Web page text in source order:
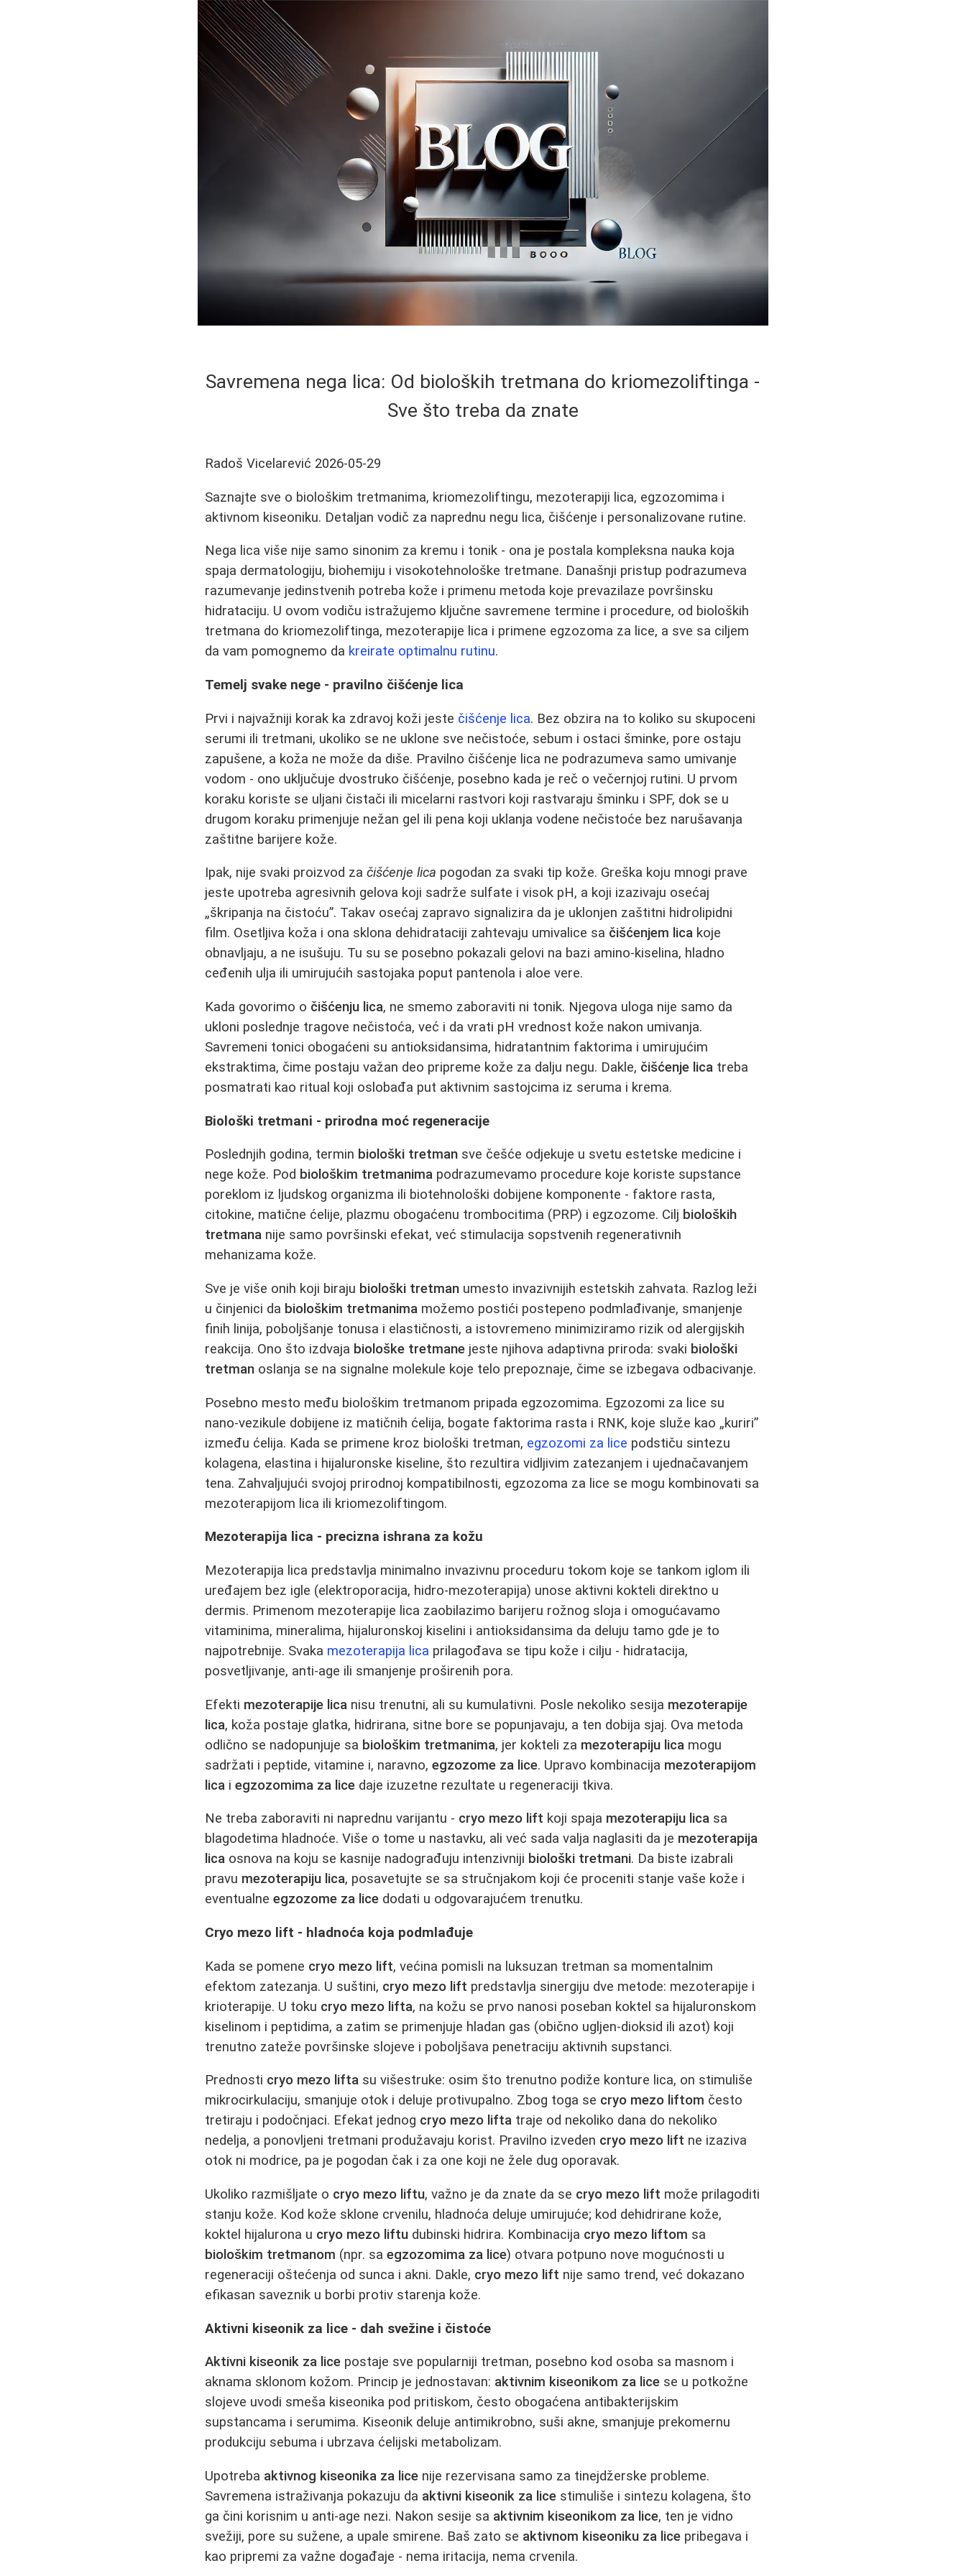
Savremena nega lica: Od bioloških tretmana do kriomezoliftinga -
Sve što treba da znate
Radoš Vicelarević 2026-05-29
Saznajte sve o biološkim tretmanima, kriomezoliftingu, mezoterapiji lica, egzozomima i
aktivnom kiseoniku. Detaljan vodič za naprednu negu lica, čišćenje i personalizovane rutine.
Nega lica više nije samo sinonim za kremu i tonik - ona je postala kompleksna nauka koja
spaja dermatologiju, biohemiju i visokotehnološke tretmane. Današnji pristup podrazumeva
razumevanje jedinstvenih potreba kože i primenu metoda koje prevazilaze površinsku
hidrataciju. U ovom vodiču istražujemo ključne savremene termine i procedure, od bioloških
tretmana do kriomezoliftinga, mezoterapije lica i primene egzozoma za lice, a sve sa ciljem
da vam pomognemo da kreirate optimalnu rutinu.
Temelj svake nege - pravilno čišćenje lica
Prvi i najvažniji korak ka zdravoj koži jeste čišćenje lica. Bez obzira na to koliko su skupoceni
serumi ili tretmani, ukoliko se ne uklone sve nečistoće, sebum i ostaci šminke, pore ostaju
zapušene, a koža ne može da diše. Pravilno čišćenje lica ne podrazumeva samo umivanje
vodom - ono uključuje dvostruko čišćenje, posebno kada je reč o večernjoj rutini. U prvom
koraku koriste se uljani čistači ili micelarni rastvori koji rastvaraju šminku i SPF, dok se u
drugom koraku primenjuje nežan gel ili pena koji uklanja vodene nečistoće bez narušavanja
zaštitne barijere kože.
Ipak, nije svaki proizvod začišćenje lica pogodan za svaki tip kože. Greška koju mnogi prave
jeste upotreba agresivnih gelova koji sadrže sulfate i visok pH, a koji izazivaju osećaj
„škripanja na čistoću”. Takav osećaj zapravo signalizira da je uklonjen zaštitni hidrolipidni
film. Osetljiva koža i ona sklona dehidrataciji zahtevaju umivalice sa čišćenjem lica koje
obnavljaju, a ne isušuju. Tu su se posebno pokazali gelovi na bazi amino-kiselina, hladno
ceđenih ulja ili umirujućih sastojaka poput pantenola i aloe vere.
Kada govorimo o čišćenju lica, ne smemo zaboraviti ni tonik. Njegova uloga nije samo da
ukloni poslednje tragove nečistoća, već i da vrati pH vrednost kože nakon umivanja.
Savremeni tonici obogaćeni su antioksidansima, hidratantnim faktorima i umirujućim
ekstraktima, čime postaju važan deo pripreme kože za dalju negu. Dakle, čišćenje lica treba
posmatrati kao ritual koji oslobađa put aktivnim sastojcima iz seruma i krema.
Biološki tretmani - prirodna moć regeneracije
Poslednjih godina, termin biološki tretman sve češće odjekuje u svetu estetske medicine i
nege kože. Pod biološkim tretmanima podrazumevamo procedure koje koriste supstance
poreklom iz ljudskog organizma ili biotehnološki dobijene komponente - faktore rasta,
citokine, matične ćelije, plazmu obogaćenu trombocitima (PRP) i egzozome. Cilj bioloških
tretmana nije samo površinski efekat, već stimulacija sopstvenih regenerativnih
mehanizama kože.
Sve je više onih koji biraju biološki tretman umesto invazivnijih estetskih zahvata. Razlog leži
u činjenici da biološkim tretmanima možemo postići postepeno podmlađivanje, smanjenje
finih linija, poboljšanje tonusa i elastičnosti, a istovremeno minimiziramo rizik od alergijskih
reakcija. Ono što izdvaja biološke tretmane jeste njihova adaptivna priroda: svaki biološki
tretman oslanja se na signalne molekule koje telo prepoznaje, čime se izbegava odbacivanje.
Posebno mesto među biološkim tretmanom pripada egzozomima. Egzozomi za lice su
nano-vezikule dobijene iz matičnih ćelija, bogate faktorima rasta i RNK, koje služe kao „kuriri”
između ćelija. Kada se primene kroz biološki tretman, egzozomi za lice podstiču sintezu
kolagena, elastina i hijaluronske kiseline, što rezultira vidljivim zatezanjem i ujednačavanjem
tena. Zahvaljujući svojoj prirodnoj kompatibilnosti, egzozoma za lice se mogu kombinovati sa
mezoterapijom lica ili kriomezoliftingom.
Mezoterapija lica - precizna ishrana za kožu
Mezoterapija lica predstavlja minimalno invazivnu proceduru tokom koje se tankom iglom ili
uređajem bez igle (elektroporacija, hidro-mezoterapija) unose aktivni kokteli direktno u
dermis. Primenom mezoterapije lica zaobilazimo barijeru rožnog sloja i omogućavamo
vitaminima, mineralima, hijaluronskoj kiselini i antioksidansima da deluju tamo gde je to
najpotrebnije. Svaka mezoterapija lica prilagođava se tipu kože i cilju - hidratacija,
posvetljivanje, anti-age ili smanjenje proširenih pora.
Efekti mezoterapije lica nisu trenutni, ali su kumulativni. Posle nekoliko sesija mezoterapije
lica, koža postaje glatka, hidrirana, sitne bore se popunjavaju, a ten dobija sjaj. Ova metoda
odlično se nadopunjuje sa biološkim tretmanima, jer kokteli za mezoterapiju lica mogu
sadržati i peptide, vitamine i, naravno,egzozome za lice. Upravo kombinacija mezoterapijom
lica iegzozomima za lice daje izuzetne rezultate u regeneraciji tkiva.
Ne treba zaboraviti ni naprednu varijantu - cryo mezo lift koji spaja mezoterapiju lica sa
blagodetima hladnoće. Više o tome u nastavku, ali već sada valja naglasiti da je mezoterapija
lica osnova na koju se kasnije nadograđuju intenzivniji biološki tretmani. Da biste izabrali
pravu mezoterapiju lica, posavetujte se sa stručnjakom koji će proceniti stanje vaše kože i
eventualneegzozome za lice dodati u odgovarajućem trenutku.
Cryo mezo lift - hladnoća koja podmlađuje
Kada se pomene cryo mezo lift, većina pomisli na luksuzan tretman sa momentalnim
efektom zatezanja. U suštini, cryo mezo lift predstavlja sinergiju dve metode: mezoterapije i
krioterapije. U toku cryo mezo lifta, na kožu se prvo nanosi poseban koktel sa hijaluronskom
kiselinom i peptidima, a zatim se primenjuje hladan gas (obično ugljen-dioksid ili azot) koji
trenutno zateže površinske slojeve i poboljšava penetraciju aktivnih supstanci.
Prednosti cryo mezo lifta su višestruke: osim što trenutno podiže konture lica, on stimuliše
mikrocirkulaciju, smanjuje otok i deluje protivupalno. Zbog toga se cryo mezo liftom često
tretiraju i podočnjaci. Efekat jednog cryo mezo lifta traje od nekoliko dana do nekoliko
nedelja, a ponovljeni tretmani produžavaju korist. Pravilno izveden cryo mezo lift ne izaziva
otok ni modrice, pa je pogodan čak i za one koji ne žele dug oporavak.
Ukoliko razmišljate o cryo mezo liftu, važno je da znate da se cryo mezo lift može prilagoditi
stanju kože. Kod kože sklone crvenilu, hladnoća deluje umirujuće; kod dehidrirane kože,
koktel hijalurona u cryo mezo liftu dubinski hidrira. Kombinacija cryo mezo liftom sa
biološkim tretmanom (npr. saegzozomima za lice) otvara potpuno nove mogućnosti u
regeneraciji oštećenja od sunca i akni. Dakle, cryo mezo lift nije samo trend, već dokazano
efikasan saveznik u borbi protiv starenja kože.
Aktivni kiseonik za lice - dah svežine i čistoće
Aktivni kiseonik za lice postaje sve popularniji tretman, posebno kod osoba sa masnom i
aknama sklonom kožom. Princip je jednostavan: aktivnim kiseonikom za lice se u potkožne
slojeve uvodi smeša kiseonika pod pritiskom, često obogaćena antibakterijskim
supstancama i serumima. Kiseonik deluje antimikrobno, suši akne, smanjuje prekomernu
produkciju sebuma i ubrzava ćelijski metabolizam.
Upotreba aktivnog kiseonika za lice nije rezervisana samo za tinejdžerske probleme.
Savremena istraživanja pokazuju da aktivni kiseonik za lice stimuliše i sintezu kolagena, što
ga čini korisnim u anti-age nezi. Nakon sesije sa aktivnim kiseonikom za lice, ten je vidno
svežiji, pore su sužene, a upale smirene. Baš zato se aktivnom kiseoniku za lice pribegava i
kao pripremi za važne događaje - nema iritacija, nema crvenila.